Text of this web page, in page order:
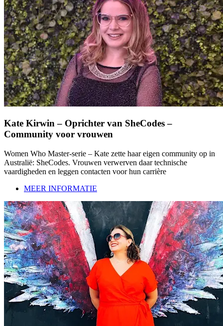
Kate Kirwin – Oprichter van SheCodes –
Community voor vrouwen
Women Who Master-serie – Kate zette haar eigen community op in
Australië: SheCodes. Vrouwen verwerven daar technische
vaardigheden en leggen contacten voor hun carrière
MEER INFORMATIE